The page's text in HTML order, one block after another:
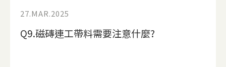
27.MAR.2025
Q9.磁磚連工帶料需要注意什麼?